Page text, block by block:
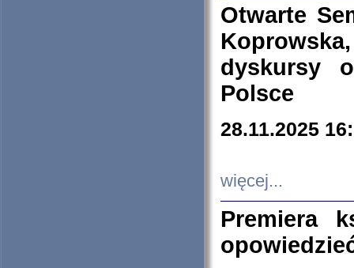
Otwarte
dyskursy
Polsce
28.11.2025
więcej...
Premiera